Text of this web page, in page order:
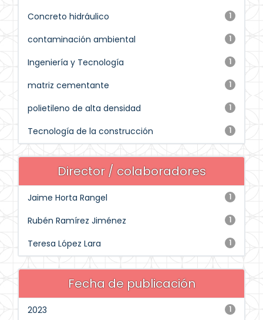
1
Concreto hidráulico
1
contaminación ambiental
1
Ingeniería y Tecnología
1
matriz cementante
1
polietileno de alta densidad
1
Tecnología de la construcción
Director / colaboradores
1
Jaime Horta Rangel
1
Rubén Ramírez Jiménez
1
Teresa López Lara
Fecha de publicación
1
2023